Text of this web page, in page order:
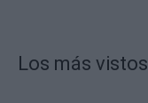
Los más vistos